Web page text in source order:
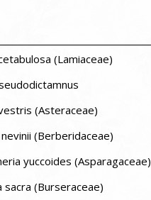
(Lamiaceae)
(Asteraceae)
(Berberidaceae)
yuccoides (Asparagaceae)
sacra (Burseraceae)